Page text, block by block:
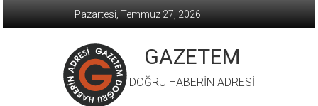
Pazartesi, Temmuz 27, 2026
GAZETEM
DOĞRU HABERİN ADRESİ